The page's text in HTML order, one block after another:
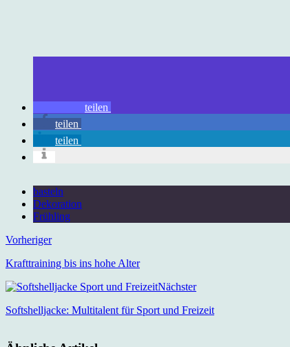
teilen
teilen
teilen
basteln
Dekoration
Frühling
Vorheriger
Krafttraining bis ins hohe Alter
Nächster
Softshelljacke: Multitalent für Sport und Freizeit